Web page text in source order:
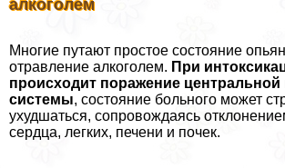
алкоголем
Многие путают простое состояние
отравление алкоголем. При
происходит поражение центральной
системы, состояние больного может
ухудшаться, сопровождаясь
сердца, легких, печени и почек.